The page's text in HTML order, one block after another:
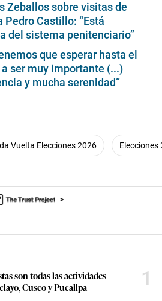
Zeballos sobre visitas de
Pedro Castillo: “Está
del sistema penitenciario”
que esperar hasta el
ser muy importante (...)
y mucha serenidad”
Vuelta Elecciones 2026 Elecciones
son todas las actividades
Cusco y Pucallpa
1